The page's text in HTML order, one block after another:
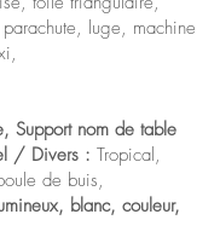
luge, machine
Support nom de table
/ Divers : Tropical,
de buis,
blanc, couleur,